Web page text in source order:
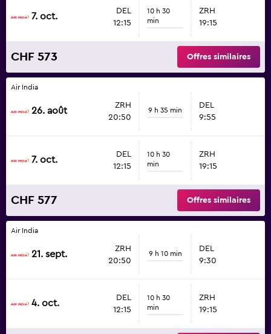
7. oct.
DEL
12:15
10 h 30
min
ZRH
19:15
CHF 573 Offres similaires
Air India
26. août
ZRH
20:50
9 h 35 min
DEL
9:55
7. oct.
DEL
12:15
10 h 30
min
ZRH
19:15
CHF 577 Offres similaires
Air India
21. sept.
ZRH
20:50
9 h 10 min
DEL
9:30
4. oct.
DEL
12:15
10 h 30
min
ZRH
19:15